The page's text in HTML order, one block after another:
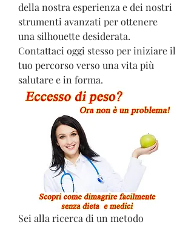
della nostra esperienza e dei nostri
strumenti avanzati per ottenere
una silhouette desiderata.
Contattaci oggi stesso per iniziare il
tuo percorso verso una vita più
salutare e in forma.
Sei alla ricerca di un metodo